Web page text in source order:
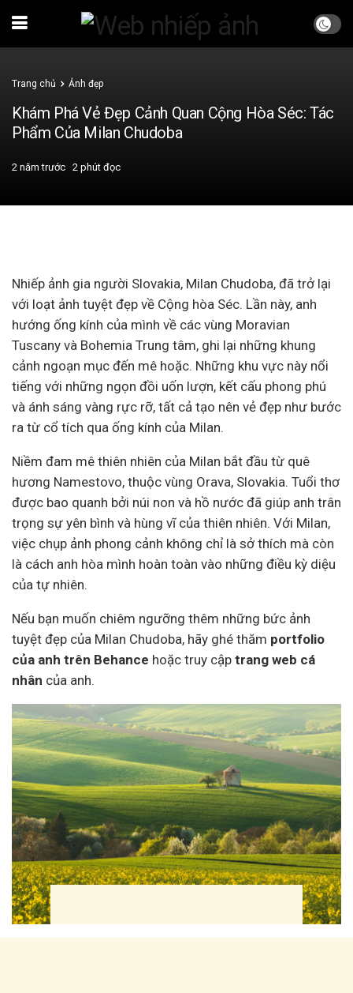
Trang chủ Ảnh đẹp
Khám Phá Vẻ Đẹp Cảnh Quan Cộng Hòa Séc: Tác
Phẩm Của Milan Chudoba
2 năm trước 2 phút đọc
Nhiếp ảnh gia người Slovakia, Milan Chudoba, đã trở lại
với loạt ảnh tuyệt đẹp về Cộng hòa Séc. Lần này, anh
hướng ống kính của mình về các vùng Moravian
Tuscany và Bohemia Trung tâm, ghi lại những khung
cảnh ngoạn mục đến mê hoặc. Những khu vực này nổi
tiếng với những ngọn đồi uốn lượn, kết cấu phong phú
và ánh sáng vàng rực rỡ, tất cả tạo nên vẻ đẹp như bước
ra từ cổ tích qua ống kính của Milan.
Niềm đam mê thiên nhiên của Milan bắt đầu từ quê
hương Namestovo, thuộc vùng Orava, Slovakia. Tuổi thơ
được bao quanh bởi núi non và hồ nước đã giúp anh trân
trọng sự yên bình và hùng vĩ của thiên nhiên. Với Milan,
việc chụp ảnh phong cảnh không chỉ là sở thích mà còn
là cách anh hòa mình hoàn toàn vào những điều kỳ diệu
của tự nhiên.
Nếu bạn muốn chiêm ngưỡng thêm những bức ảnh
tuyệt đẹp của Milan Chudoba, hãy ghé thăm portfolio
của anh trên Behance hoặc truy cập trang web cá
nhân của anh.